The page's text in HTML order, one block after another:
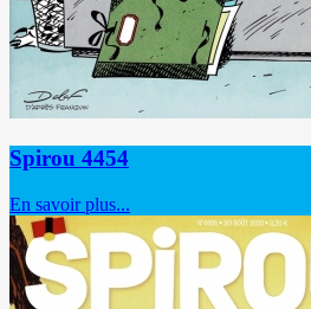
Spirou 4454
En savoir plus...